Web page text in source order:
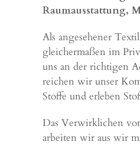
Raumausstattung,
Als angesehener
gleichermaßen im
uns an der richtigen
reichen wir unser
Stoffe und erleben
Das Verwirklichen
arbeiten wir aus wir